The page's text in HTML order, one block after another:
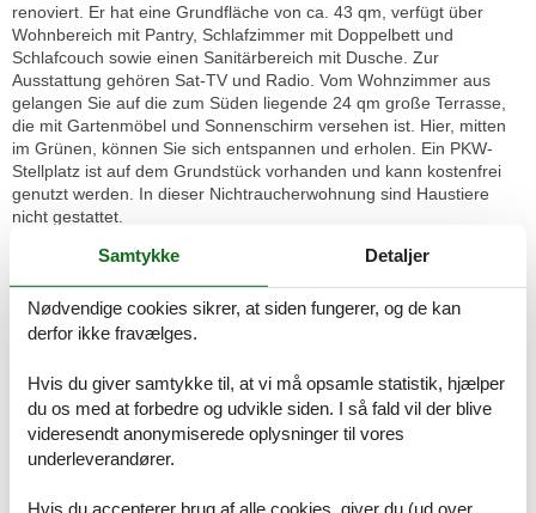
renoviert. Er hat eine Grundfläche von ca. 43 qm, verfügt über
Wohnbereich mit Pantry, Schlafzimmer mit Doppelbett und
Schlafcouch sowie einen Sanitärbereich mit Dusche. Zur
Ausstattung gehören Sat-TV und Radio. Vom Wohnzimmer aus
gelangen Sie auf die zum Süden liegende 24 qm große Terrasse,
die mit Gartenmöbel und Sonnenschirm versehen ist. Hier, mitten
im Grünen, können Sie sich entspannen und erholen. Ein PKW-
Stellplatz ist auf dem Grundstück vorhanden und kann kostenfrei
genutzt werden. In dieser Nichtraucherwohnung sind Haustiere
nicht gestattet.
BESONDERHEITEN
Auf dem Grundstück lebt ein freundlicher Golden Retriever, der sich
in einem eigenen eingezäunten Bereich aufhält. Daher bitten wir
um Verständnis, dass keine weiteren Haustiere in der Wohnung
außerdem, dass das Rauchen nur im Außenbereich gestattet ist,
da es sich um eine Nichtraucherwohnung handelt.
Im Mietpreis sind alle Nebenkosten wie Strom, Wasser und
Heizungskosten enthalten. Bettwäsche und Handtücher sind als
Samtykke Detaljer
Nødvendige cookies sikrer, at siden fungerer, og de kan
derfor ikke fravælges.
Hvis du giver samtykke til, at vi må opsamle statistik, hjælper
du os med at forbedre og udvikle siden. I så fald vil der blive
videresendt anonymiserede oplysninger til vores
underleverandører.
Hvis du accepterer brug af alle cookies, giver du (ud over